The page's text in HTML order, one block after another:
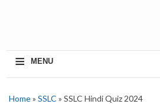
≡ MENU
Home» SSLC » SSLC Hindi Quiz 2024